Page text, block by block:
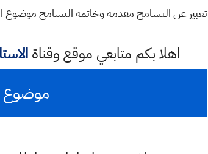
تعبير عن التسامح مقدمة وخاتمة التسامح موضوع
اهلا بكم متابعي موقع وقناة
موضوع